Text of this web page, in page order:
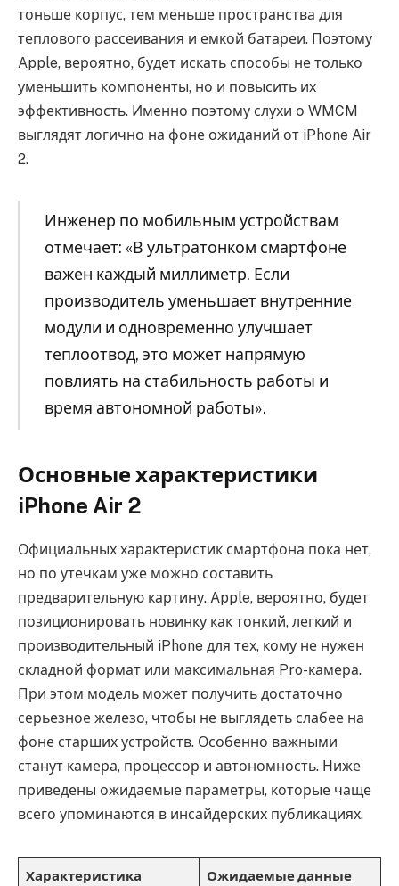
тоньше корпус, тем меньше пространства для
теплового рассеивания и емкой батареи. Поэтому
Apple, вероятно, будет искать способы не только
уменьшить компоненты, но и повысить их
эффективность. Именно поэтому слухи о WMCM
выглядят логично на фоне ожиданий от iPhone Air
2.
Инженер по мобильным устройствам
отмечает: «В ультратонком смартфоне
важен каждый миллиметр. Если
производитель уменьшает внутренние
модули и одновременно улучшает
теплоотвод, это может напрямую
повлиять на стабильность работы и
время автономной работы».
Основные характеристики
iPhone Air 2
Официальных характеристик смартфона пока нет,
но по утечкам уже можно составить
предварительную картину. Apple, вероятно, будет
позиционировать новинку как тонкий, легкий и
производительный iPhone для тех, кому не нужен
складной формат или максимальная Pro-камера.
При этом модель может получить достаточно
серьезное железо, чтобы не выглядеть слабее на
фоне старших устройств. Особенно важными
станут камера, процессор и автономность. Ниже
приведены ожидаемые параметры, которые чаще
всего упоминаются в инсайдерских публикациях.
Характеристика Ожидаемые данные